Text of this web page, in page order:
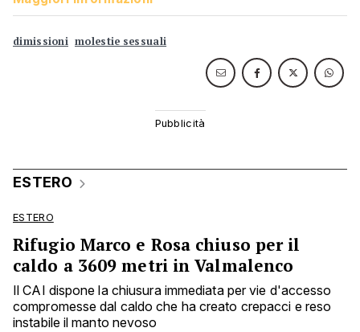
dimissioni molestie sessuali
ESTERO
ESTERO
Rifugio Marco e Rosa chiuso per il
caldo a 3609 metri in Valmalenco
Il CAI dispone la chiusura immediata per vie d'accesso
compromesse dal caldo che ha creato crepacci e reso
instabile il manto nevoso